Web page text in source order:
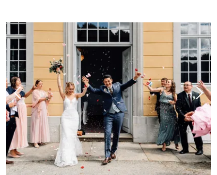
Vorheriges Bild